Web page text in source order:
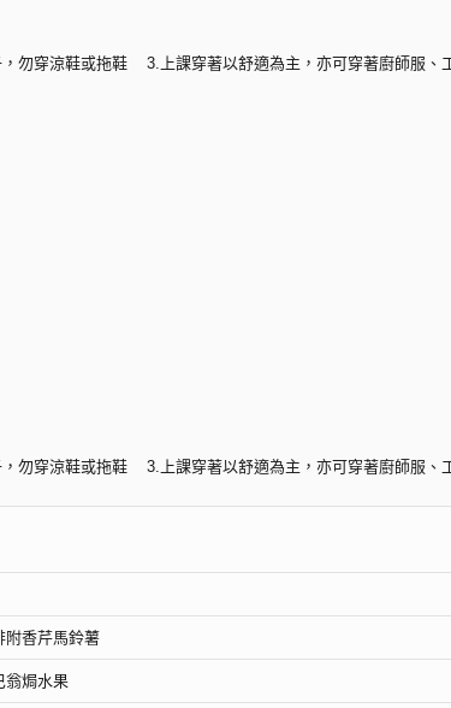
勿穿涼鞋或拖鞋 3.上課穿著以舒適為主，亦可穿著廚師服、
勿穿涼鞋或拖鞋 3.上課穿著以舒適為主，亦可穿著廚師服、
(課
附香芹馬鈴薯
翁焗水果